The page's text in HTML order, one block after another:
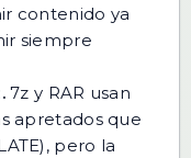
contenido ya
siempre
7z y RAR usan
apretados que
pero la